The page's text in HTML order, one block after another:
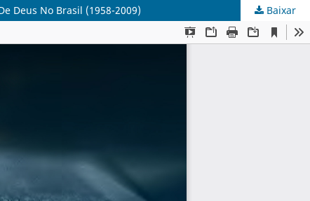
Deus No Brasil (1958-2009) Baixar